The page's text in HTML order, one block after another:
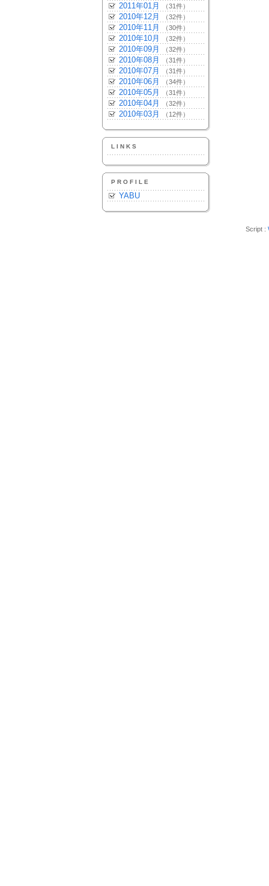
2011年01月 （31件）
2010年12月 （32件）
2010年11月 （30件）
2010年10月 （32件）
2010年09月 （32件）
2010年08月 （31件）
2010年07月 （31件）
2010年06月 （34件）
2010年05月 （31件）
2010年04月 （32件）
2010年03月 （12件）
LINKS
PROFILE
YABU
Script :